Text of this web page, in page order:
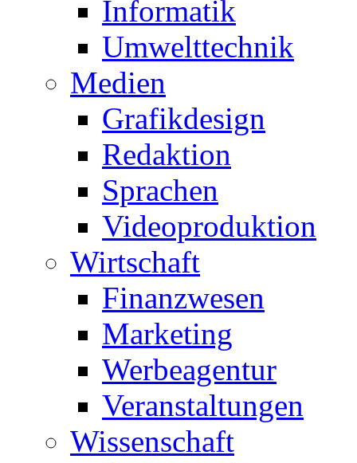
Informatik
Umwelttechnik
Medien
Grafikdesign
Redaktion
Sprachen
Videoproduktion
Wirtschaft
Finanzwesen
Marketing
Werbeagentur
Veranstaltungen
Wissenschaft